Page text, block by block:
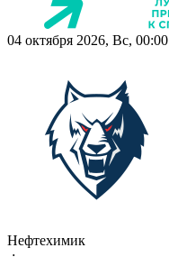
04 октября 2026, Вс, 00:00
Нефтехимик